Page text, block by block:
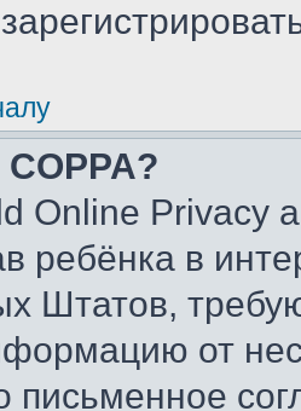
Online Privacy
ребёнка в
Штатов,
от
письменное